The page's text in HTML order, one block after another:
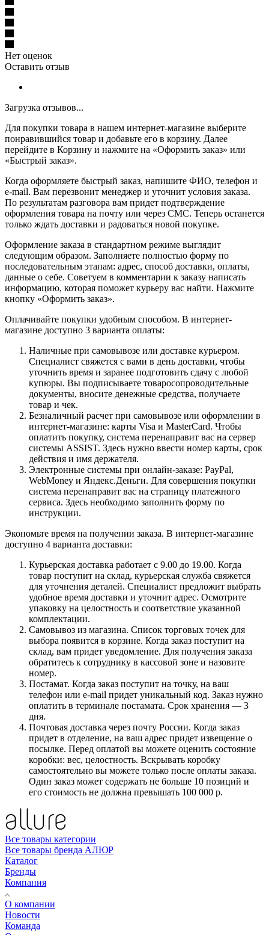
Нет оценок
Оставить отзыв
Загрузка отзывов...
Для покупки товара в нашем интернет-магазине выберите
понравившийся товар и добавьте его в корзину. Далее
перейдите в Корзину и нажмите на «Оформить заказ» или
«Быстрый заказ».
Когда оформляете быстрый заказ, напишите ФИО, телефон и
e-mail. Вам перезвонит менеджер и уточнит условия заказа.
По результатам разговора вам придет подтверждение
оформления товара на почту или через СМС. Теперь останется
только ждать доставки и радоваться новой покупке.
Оформление заказа в стандартном режиме выглядит
следующим образом. Заполняете полностью форму по
последовательным этапам: адрес, способ доставки, оплаты,
данные о себе. Советуем в комментарии к заказу написать
информацию, которая поможет курьеру вас найти. Нажмите
кнопку «Оформить заказ».
Оплачивайте покупки удобным способом. В интернет-
магазине доступно 3 варианта оплаты:
Наличные при самовывозе или доставке курьером.
Специалист свяжется с вами в день доставки, чтобы
уточнить время и заранее подготовить сдачу с любой
купюры. Вы подписываете товаросопроводительные
документы, вносите денежные средства, получаете
товар и чек.
Безналичный расчет при самовывозе или оформлении в
интернет-магазине: карты Visa и MasterCard. Чтобы
оплатить покупку, система перенаправит вас на сервер
системы ASSIST. Здесь нужно ввести номер карты, срок
действия и имя держателя.
Электронные системы при онлайн-заказе: PayPal,
WebMoney и Яндекс.Деньги. Для совершения покупки
система перенаправит вас на страницу платежного
сервиса. Здесь необходимо заполнить форму по
инструкции.
Экономьте время на получении заказа. В интернет-магазине
доступно 4 варианта доставки:
Курьерская доставка работает с 9.00 до 19.00. Когда
товар поступит на склад, курьерская служба свяжется
для уточнения деталей. Специалист предложит выбрать
удобное время доставки и уточнит адрес. Осмотрите
упаковку на целостность и соответствие указанной
комплектации.
Самовывоз из магазина. Список торговых точек для
выбора появится в корзине. Когда заказ поступит на
склад, вам придет уведомление. Для получения заказа
обратитесь к сотруднику в кассовой зоне и назовите
номер.
Постамат. Когда заказ поступит на точку, на ваш
телефон или e-mail придет уникальный код. Заказ нужно
оплатить в терминале постамата. Срок хранения — 3
дня.
Почтовая доставка через почту России. Когда заказ
придет в отделение, на ваш адрес придет извещение о
посылке. Перед оплатой вы можете оценить состояние
коробки: вес, целостность. Вскрывать коробку
самостоятельно вы можете только после оплаты заказа.
Один заказ может содержать не больше 10 позиций и
его стоимость не должна превышать 100 000 р.
Все товары категории
Все товары бренда АЛЮР
Каталог
Бренды
Компания
О компании
Новости
Команда